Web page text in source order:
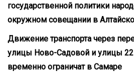
государственной политики
окружном совещании в
Движение транспорта через
улицы Ново-Садовой и улицы 22
временно ограничат в Самаре